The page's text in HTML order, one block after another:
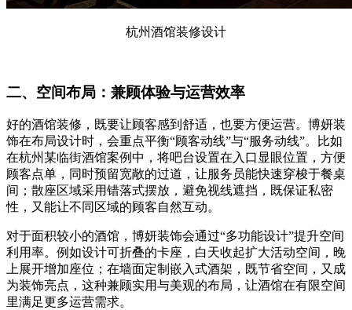
杭州酒馆装修设计
二、空间布局：兼顾体验与运营效率
好的酒馆装修，既要让顾客感到舒适，也要方便运营。博妍装
饰在布局设计时，会重点平衡“顾客动线”与“服务动线”。比如
在杭州某临街酒馆案例中，将吧台设置在入口显眼位置，方便
顾客点单，同时预留宽敞的过道，让服务员能快速穿梭于餐桌
间；散座区域采用错落式摆放，避免视线遮挡，既保证私密
性，又能让不同区域的顾客自然互动。
对于面积较小的酒馆，博妍装饰会通过“多功能设计”提升空间
利用率。例如设计可折叠的卡座，白天收起扩大活动空间，晚
上展开增加座位；在墙面定制嵌入式酒架，既节省空间，又成
为装饰亮点，这种兼顾实用与美观的布局，让酒馆在有限空间
里满足更多运营需求。